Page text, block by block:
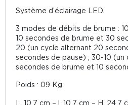
Système d’éclairage LED.
3 modes de débits de brume :
10 secondes de brume et 30
20 (un cycle alternant 20
secondes de pause) ; 30-10 (un
secondes de brume et 10
Poids : 09 Kg.
L. 10,7 cm – l. 10.7 cm – H. 24,7